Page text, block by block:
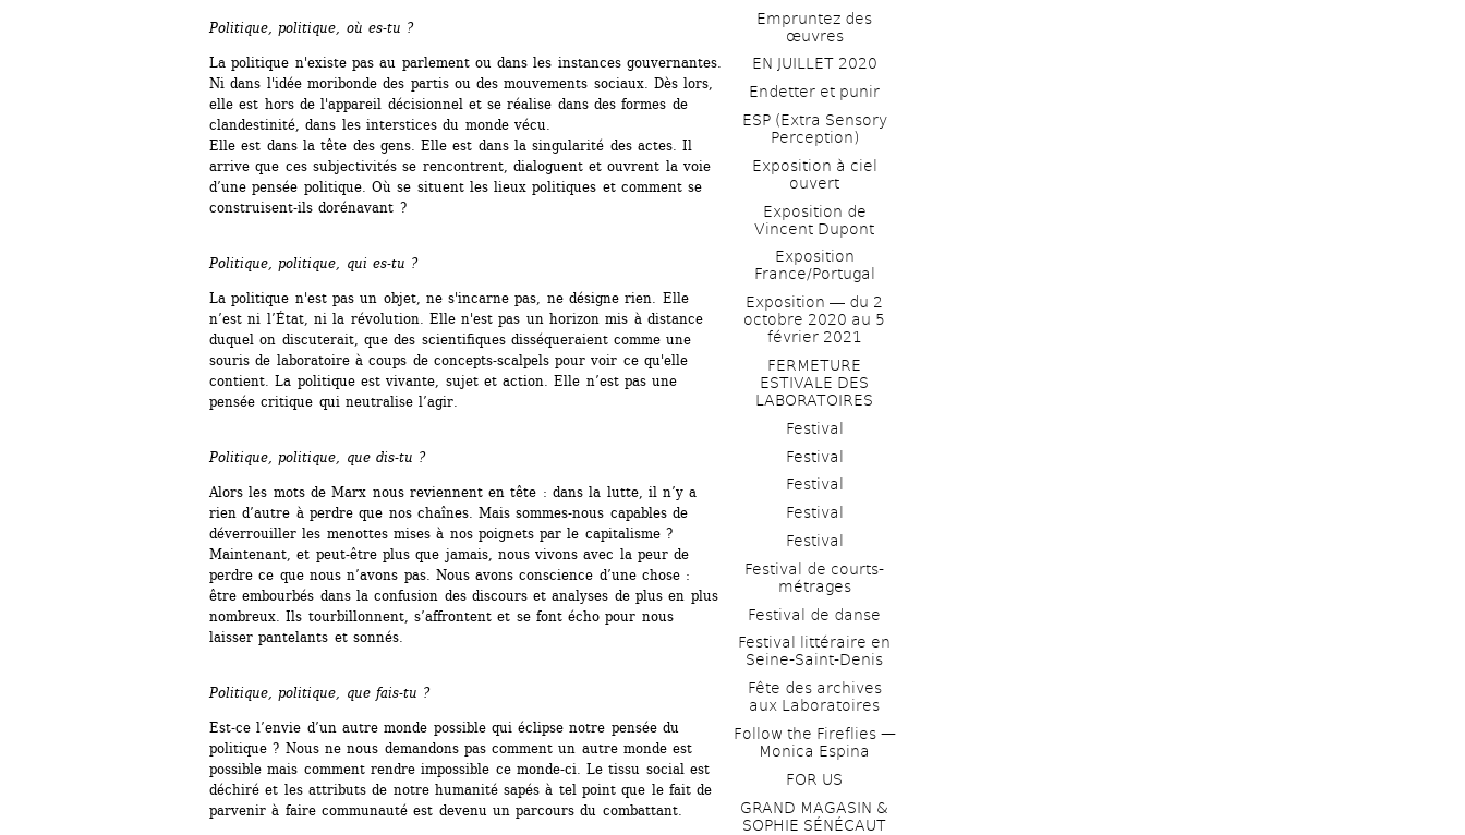
Politique, politique, où es-tu ?
La politique n'existe pas au parlement ou dans les instances gouvernantes.
Ni dans l'idée moribonde des partis ou des mouvements sociaux. Dès lors,
elle est hors de l'appareil décisionnel et se réalise dans des formes de
clandestinité, dans les interstices du monde vécu.
Elle est dans la tête des gens. Elle est dans la singularité des actes. Il
arrive que ces subjectivités se rencontrent, dialoguent et ouvrent la voie
d’une pensée politique. Où se situent les lieux politiques et comment se
construisent-ils dorénavant ?
Politique, politique, qui es-tu ?
La politique n'est pas un objet, ne s'incarne pas, ne désigne rien. Elle
n’est ni l’État, ni la révolution. Elle n'est pas un horizon mis à distance
duquel on discuterait, que des scientifiques disséqueraient comme une
souris de laboratoire à coups de concepts-scalpels pour voir ce qu'elle
contient. La politique est vivante, sujet et action. Elle n’est pas une
pensée critique qui neutralise l’agir.
Politique, politique, que dis-tu ?
Alors les mots de Marx nous reviennent en tête : dans la lutte, il n’y a
rien d’autre à perdre que nos chaînes. Mais sommes-nous capables de
déverrouiller les menottes mises à nos poignets par le capitalisme ?
Maintenant, et peut-être plus que jamais, nous vivons avec la peur de
perdre ce que nous n’avons pas. Nous avons conscience d’une chose :
être embourbés dans la confusion des discours et analyses de plus en plus
nombreux. Ils tourbillonnent, s’affrontent et se font écho pour nous
laisser pantelants et sonnés.
Politique, politique, que fais-tu ?
Est-ce l’envie d’un autre monde possible qui éclipse notre pensée du
politique ? Nous ne nous demandons pas comment un autre monde est
possible mais comment rendre impossible ce monde-ci. Le tissu social est
déchiré et les attributs de notre humanité sapés à tel point que le fait de
parvenir à faire communauté est devenu un parcours du combattant.
Empruntez des
œuvres
EN JUILLET 2020
Endetter et punir
ESP (Extra Sensory
Perception)
Exposition à ciel
ouvert
Exposition de
Vincent Dupont
Exposition
France/Portugal
Exposition ― du 2
octobre 2020 au 5
février 2021
FERMETURE
ESTIVALE DES
LABORATOIRES
Festival
Festival
Festival
Festival
Festival
Festival de courts-
métrages
Festival de danse
Festival littéraire en
Seine-Saint-Denis
Fête des archives
aux Laboratoires
Follow the Fireflies —
Monica Espina
FOR US
GRAND MAGASIN &
SOPHIE SÉNÉCAUT